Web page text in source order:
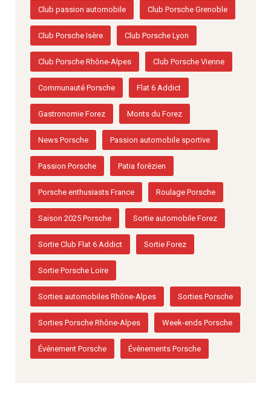
Club passion automobile Club Porsche Grenoble
Club Porsche Isère Club Porsche Lyon
Club Porsche Rhône-Alpes Club Porsche Vienne
Communauté Porsche Flat 6 Addict
Gastronomie Forez Monts du Forez
News Porsche Passion automobile sportive
Passion Porsche Patia forézien
Porsche enthusiasts France Roulage Porsche
Saison 2025 Porsche Sortie automobile Forez
Sortie Club Flat 6 Addict Sortie Forez
Sortie Porsche Loire
Sorties automobiles Rhône-Alpes Sorties Porsche
Sorties Porsche Rhône-Alpes Week-ends Porsche
Événement Porsche Événements Porsche